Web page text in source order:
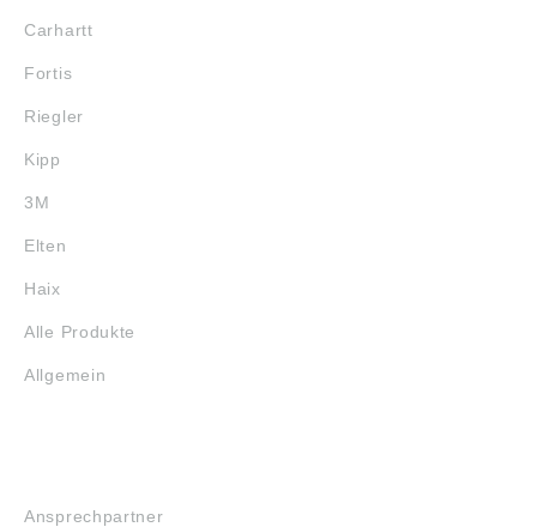
Carhartt
Fortis
Riegler
Kipp
3M
Elten
Haix
Alle Produkte
Allgemein
Ansprechpartner